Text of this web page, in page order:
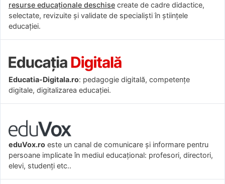
resurse educaționale deschise create de cadre didactice,
selectate, revizuite și validate de specialiști în științele
educației.
Educatia-Digitala.ro: pedagogie digitală, competențe
digitale, digitalizarea educației.
eduVox.ro este un canal de comunicare și informare pentru
persoane implicate în mediul educațional: profesori, directori,
elevi, studenți etc..